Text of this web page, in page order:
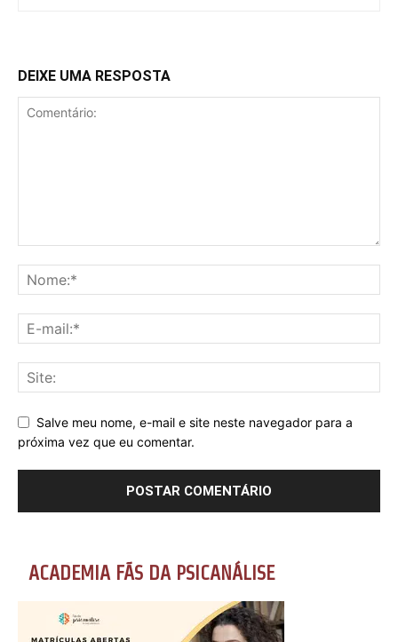
DEIXE UMA RESPOSTA
Salve meu nome, e-mail e site neste navegador para a
próxima vez que eu comentar.
ACADEMIA FÃS DA PSICANÁLISE